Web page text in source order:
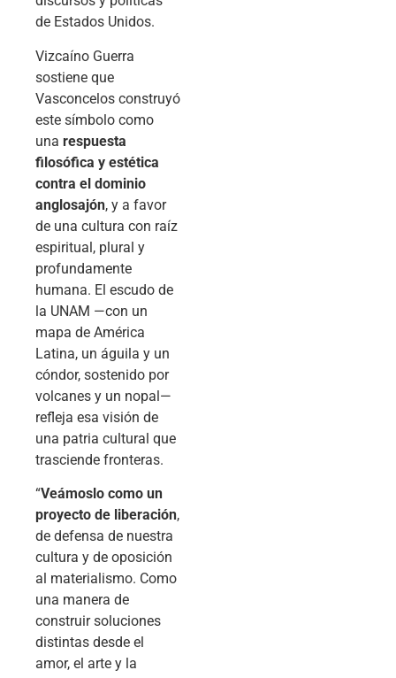
de Estados Unidos.
Vizcaíno Guerra
sostiene que
Vasconcelos construyó
este símbolo como
una respuesta
filosófica y estética
contra el dominio
anglosajón, y a favor
de una cultura con raíz
espiritual, plural y
profundamente
humana. El escudo de
la UNAM —con un
mapa de América
Latina, un águila y un
cóndor, sostenido por
volcanes y un nopal—
refleja esa visión de
una patria cultural que
trasciende fronteras.
“Veámoslo como un
proyecto de liberación,
de defensa de nuestra
cultura y de oposición
al materialismo. Como
una manera de
construir soluciones
distintas desde el
amor, el arte y la